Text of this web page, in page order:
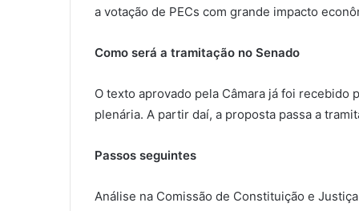
a votação de PECs com grande impacto
Como será a tramitação no Senado
O texto aprovado pela Câmara já foi
plenária. A partir daí, a proposta passa a
Passos seguintes
Análise na Comissão de Constituição e